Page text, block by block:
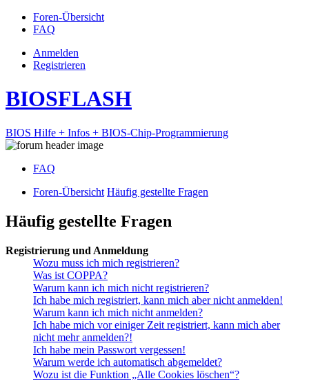
Foren-Übersicht
FAQ
Anmelden
Registrieren
BIOSFLASH
BIOS Hilfe + Infos + BIOS-Chip-Programmierung
FAQ
Foren-Übersicht Häufig gestellte Fragen
Häufig gestellte Fragen
Registrierung und Anmeldung
Wozu muss ich mich registrieren?
Was ist COPPA?
Warum kann ich mich nicht registrieren?
Ich habe mich registriert, kann mich aber nicht anmelden!
Warum kann ich mich nicht anmelden?
Ich habe mich vor einiger Zeit registriert, kann mich aber
nicht mehr anmelden?!
Ich habe mein Passwort vergessen!
Warum werde ich automatisch abgemeldet?
Wozu ist die Funktion „Alle Cookies löschen“?